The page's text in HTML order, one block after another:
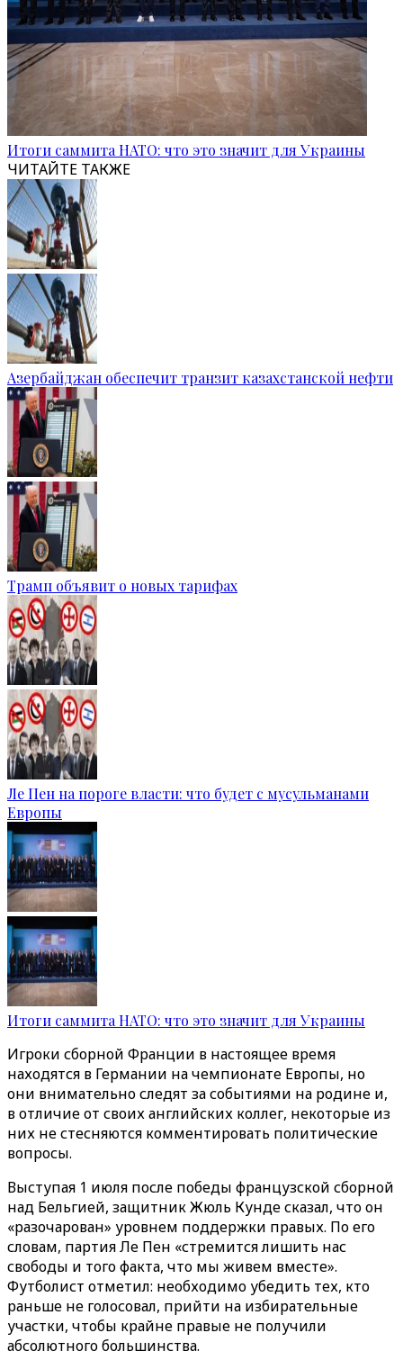
Итоги саммита НАТО: что это значит для Украины
ЧИТАЙТЕ ТАКЖЕ
Азербайджан обеспечит транзит казахстанской нефти
Трамп объявит о новых тарифах
Ле Пен на пороге власти: что будет с мусульманами
Европы
Итоги саммита НАТО: что это значит для Украины
Игроки сборной Франции в настоящее время
находятся в Германии на чемпионате Европы, но
они внимательно следят за событиями на родине и,
в отличие от своих английских коллег, некоторые из
них не стесняются комментировать политические
вопросы.
Выступая 1 июля после победы французской сборной
над Бельгией, защитник Жюль Кунде сказал, что он
«разочарован» уровнем поддержки правых. По его
словам, партия Ле Пен «стремится лишить нас
свободы и того факта, что мы живем вместе».
Футболист отметил: необходимо убедить тех, кто
раньше не голосовал, прийти на избирательные
участки, чтобы крайне правые не получили
абсолютного большинства.